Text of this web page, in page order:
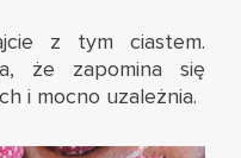
z tym ciastem.
że zapomina się
i mocno uzależnia.